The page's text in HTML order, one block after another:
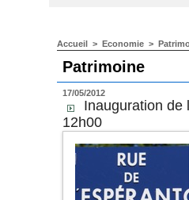
Accueil > Economie >
Patrimoine
17/05/2012
Inauguration de
12h00